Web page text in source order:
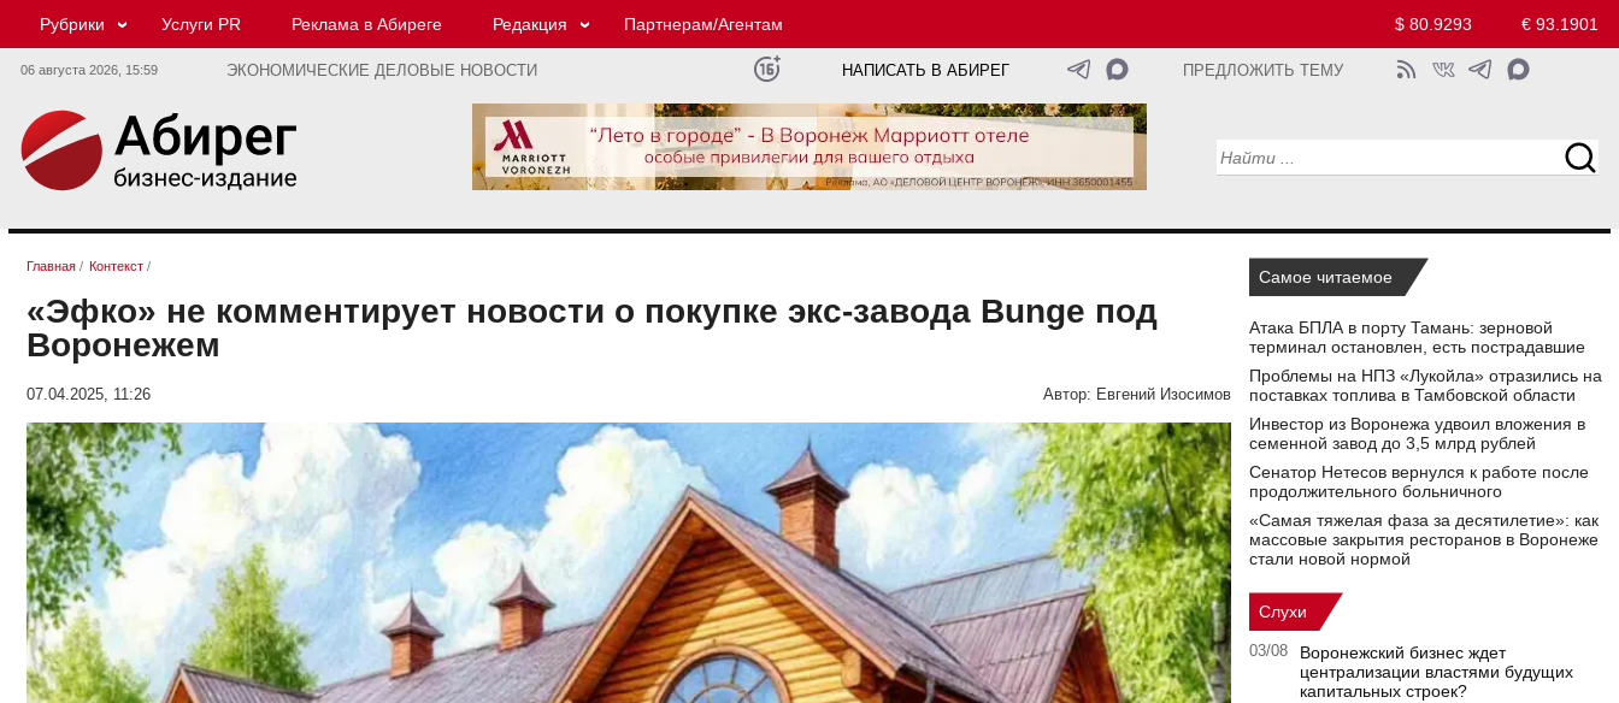
Рубрики Услуги PR Реклама в Абиреге Редакция Партнерам/Агентам $ 80.9293 € 93.1901
06 августа 2026, 15:59 ЭКОНОМИЧЕСКИЕ ДЕЛОВЫЕ НОВОСТИ НАПИСАТЬ В АБИРЕГ ПРЕДЛОЖИТЬ ТЕМУ
Главная / Контекст /
«Эфко» не комментирует новости о покупке экс-завода Bunge под
Воронежем
07.04.2025, 11:26 Автор: Евгений Изосимов
Самое читаемое
Атака БПЛА в порту Тамань: зерновой
терминал остановлен, есть пострадавшие
Проблемы на НПЗ «Лукойла» отразились на
поставках топлива в Тамбовской области
Инвестор из Воронежа удвоил вложения в
семенной завод до 3,5 млрд рублей
Сенатор Нетесов вернулся к работе после
продолжительного больничного
«Самая тяжелая фаза за десятилетие»: как
массовые закрытия ресторанов в Воронеже
стали новой нормой
Слухи
03/08
Воронежский бизнес ждет
централизации властями будущих
капитальных строек?